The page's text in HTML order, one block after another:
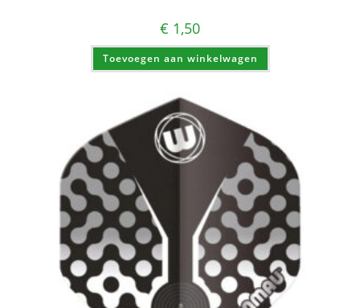
€ 1,50
Toevoegen aan winkelwagen